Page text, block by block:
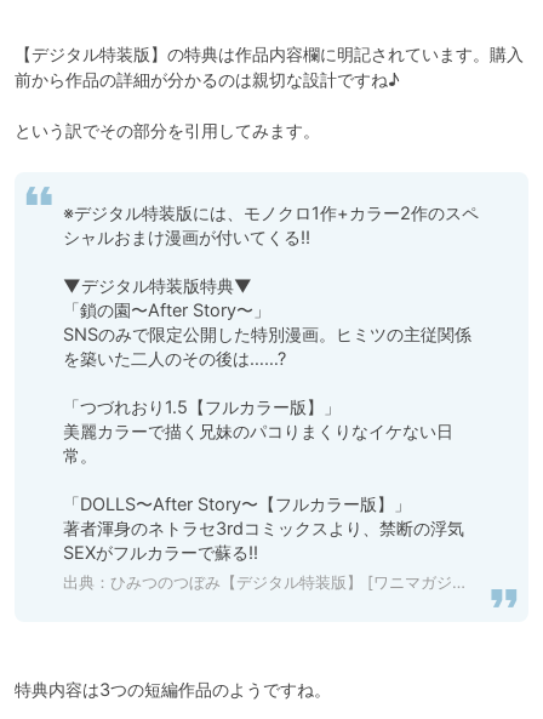
【デジタル特装版】の特典は作品内容欄に明記されています。購入
前から作品の詳細が分かるのは親切な設計ですね♪
※デジタル特装版には、モノクロ1作+カラー2作のスペ
シャルおまけ漫画が付いてくる!!
▼デジタル特装版特典▼
「鎖の園〜After Story〜」
SNSのみで限定公開した特別漫画。ヒミツの主従関係
を築いた二人のその後は……?
「つづれおり1.5【フルカラー版】」
美麗カラーで描く兄妹のパコりまくりなイケない日
常。
「DOLLS〜After Story〜【フルカラー版】」
著者渾身のネトラセ3rdコミックスより、禁断の浮気
SEXがフルカラーで蘇る!!
出典： ひみつのつぼみ【デジタル特装版】 [ワニマガジン社] | DLsite 成年コミック - R18
特典内容は3つの短編作品のようですね。